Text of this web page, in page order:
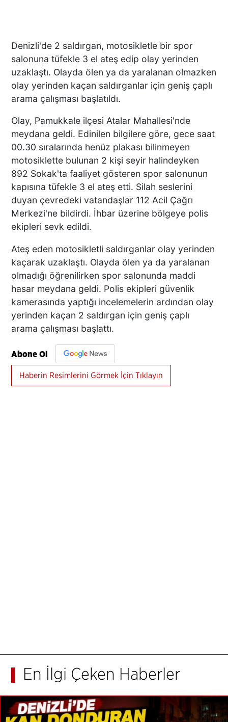
Denizli'de 2 saldırgan, motosikletle bir spor
salonuna tüfekle 3 el ateş edip olay yerinden
uzaklaştı. Olayda ölen ya da yaralanan olmazken
olay yerinden kaçan saldırganlar için geniş çaplı
arama çalışması başlatıldı.
Olay, Pamukkale ilçesi Atalar Mahallesi'nde
meydana geldi. Edinilen bilgilere göre, gece saat
00.30 sıralarında henüz plakası bilinmeyen
motosiklette bulunan 2 kişi seyir halindeyken
892 Sokak'ta faaliyet gösteren spor salonunun
kapısına tüfekle 3 el ateş etti. Silah seslerini
duyan çevredeki vatandaşlar 112 Acil Çağrı
Merkezi'ne bildirdi. İhbar üzerine bölgeye polis
ekipleri sevk edildi.
Ateş eden motosikletli saldırganlar olay yerinden
kaçarak uzaklaştı. Olayda ölen ya da yaralanan
olmadığı öğrenilirken spor salonunda maddi
hasar meydana geldi. Polis ekipleri güvenlik
kamerasında yaptığı incelemelerin ardından olay
yerinden kaçan 2 saldırgan için geniş çaplı
arama çalışması başlattı.
Abone Ol
Haberin Resimlerini Görmek İçin Tıklayın
En İlgi Çeken Haberler